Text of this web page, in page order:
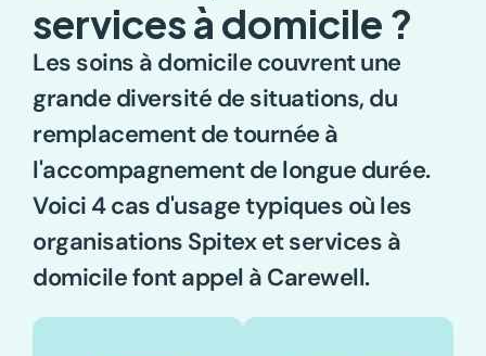
services à domicile ?
Les soins à domicile couvrent une
grande diversité de situations, du
remplacement de tournée à
l'accompagnement de longue durée.
Voici 4 cas d'usage typiques où les
organisations Spitex et services à
domicile font appel à Carewell.